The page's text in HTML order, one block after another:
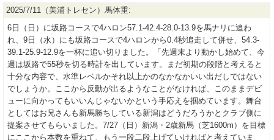
2025/7/11（美浦トレセン）馬体重:
6日（日）に坂路コースで4ハロン57.1-42.4-28.0-13.9を馬ナリに追わ
れ、9日（水）にも坂路コースで4ハロンから0.4秒追走して併せ、54.3-
39.1-25.9-12.9を一杯に追い切りました。「先週末より動かし始めて、今
週は坂路で55秒を切る時計を出しています。まだ初期の段階と考えると
十分な内容で、水準レベルかそれ以上かのなかなかいい出だしではない
でしょうか。ここから反動が出るようなことがなければ、このままデビ
ューに向かってもいいんじゃないかという手応えを掴めています。舞台
としてはお兄さんも新馬勝ちしている新潟はどうだろうかとクラブ側に
提案させてもらいました。7/27（日）新潟・2歳新馬（芝1600m）を目標
にここから本数を重ねて、もう一段二段上げていければと考えていま